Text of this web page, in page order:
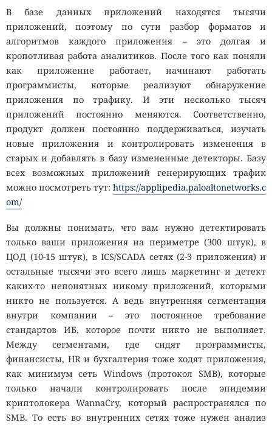
В базе данных приложений находятся тысячи
приложений, поэтому по сути разбор форматов и
алгоритмов каждого приложения – это долгая и
кропотливая работа аналитиков. После того как поняли
как приложение работает, начинают работать
программисты, которые реализуют обнаружение
приложения по трафику. И эти несколько тысяч
приложений постоянно меняются. Соответственно,
продукт должен постоянно поддерживаться, изучать
новые приложения и контролировать изменения в
старых и добавлять в базу измененные детекторы. Базу
всех возможных приложений генерирующих трафик
можно посмотреть тут: https://applipedia.paloaltonetworks.c
om/
Вы должны понимать, что вам нужно детектировать
только ваши приложения на периметре (300 штук), в
ЦОД (10-15 штук), в ICS/SCADA сетях (2-3 приложения) и
остальные тысячи это всего лишь маркетинг и детект
каких-то непонятных никому приложений, которыми
никто не пользуется. А ведь внутренняя сегментация
внутри компании – это постоянное требование
стандартов ИБ, которое почти никто не выполняет.
Между сегментами, где сидят программисты,
финансисты, HR и бухгалтерия тоже ходят приложения,
как минимум сеть Windows (протокол SMB), которые
только начали контролировать после эпидемии
криптолокера WannaCry, который распространялся по
SMB. То есть во внутренних сетях тоже нужен анализ